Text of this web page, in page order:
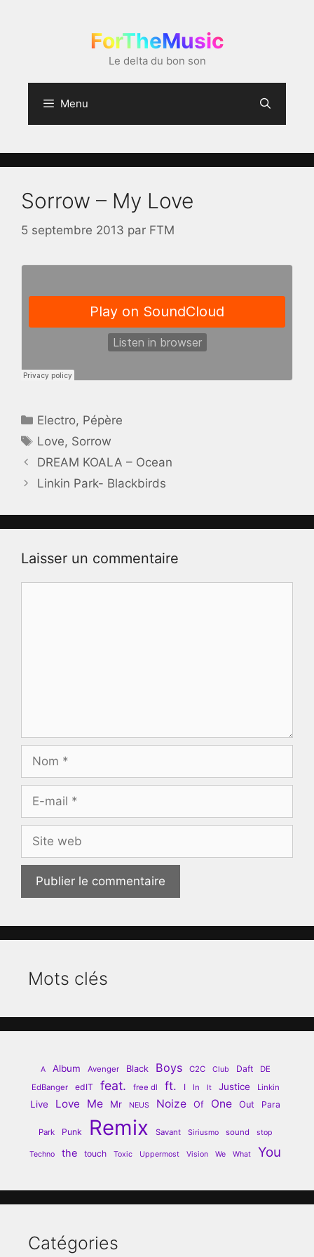
ForTheMusic
Le delta du bon son
Menu
Sorrow – My Love
5 septembre 2013 par FTM
Catégories
Electro, Pépère
Étiquettes
Love, Sorrow
DREAM KOALA – Ocean
Linkin Park- Blackbirds
Laisser un commentaire
mail
web
Mots clés
A Album Avenger Black Boys C2C Club Daft
DE
EdBanger
edIT feat. free dl ft. I In It Justice Linkin
Live Love Me Mr NEUS Noize Of One Out Para
Park Punk Remix Savant Siriusmo sound stop
Techno the touch Toxic Uppermost Vision We What You
Catégories